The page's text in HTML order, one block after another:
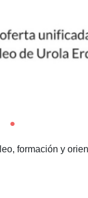
formación y